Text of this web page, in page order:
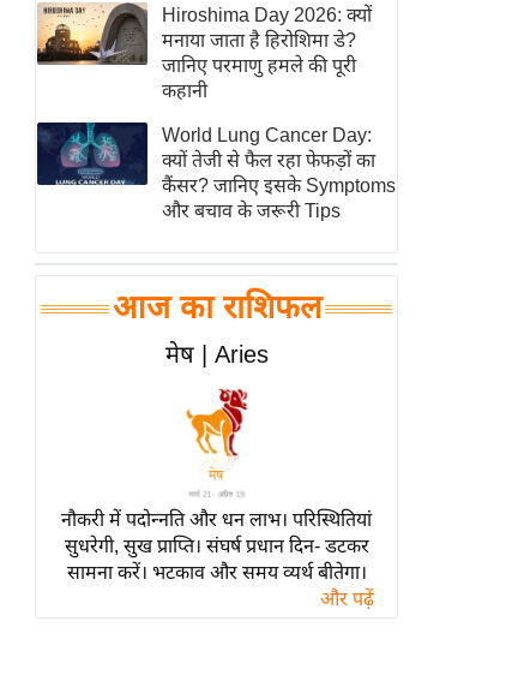
ऑटो वर्ल्ड
न्यूज ब्रीफ
मनोरंजन जगत
बॉलीवुड
हॉलीवुड
फिल्म समीक्षा
Breaking
News
लाइफस्टाइल
टेक्नॉलॉजी
घरेलू नुस्खे
फिटनेस मंत्रा
रिलेशनशिप
राजनीति
विश्लेषण
Hiroshima Day 2026: क्यों
मनाया जाता है हिरोशिमा डे?
जानिए परमाणु हमले की पूरी
कहानी
World Lung Cancer Day:
क्यों तेजी से फैल रहा फेफड़ों का
कैंसर? जानिए इसके Symptoms
और बचाव के जरूरी Tips
आज का राशिफल
मेष | Aries
नौकरी में पदोन्नति और धन लाभ। परिस्थितियां
सुधरेगी, सुख प्राप्ति। संघर्ष प्रधान दिन- डटकर
सामना करें। भटकाव और समय व्यर्थ बीतेगा।
और पढ़ें